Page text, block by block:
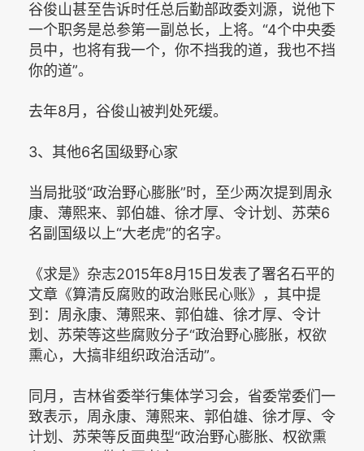
谷俊山甚至告诉时任总后勤部政委刘源，说他下
一个职务是总参第一副总长，上将。“4个中央委
员中，也将有我一个，你不挡我的道，我也不挡
你的道”。
去年8月，谷俊山被判处死缓。
3、其他6名国级野心家
当局批驳“政治野心膨胀”时，至少两次提到周永
康、薄熙来、郭伯雄、徐才厚、令计划、苏荣6
名副国级以上“大老虎”的名字。
《求是》杂志2015年8月15日发表了署名石平的
文章《算清反腐败的政治账民心账》，其中提
到：周永康、薄熙来、郭伯雄、徐才厚、令计
划、苏荣等这些腐败分子“政治野心膨胀，权欲
熏心，大搞非组织政治活动”。
同月，吉林省委举行集体学习会，省委常委们一
致表示，周永康、薄熙来、郭伯雄、徐才厚、令
计划、苏荣等反面典型“政治野心膨胀、权欲熏